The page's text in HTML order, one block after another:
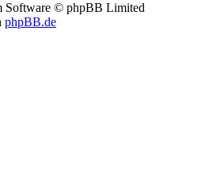
Software © phpBB Limited
phpBB.de